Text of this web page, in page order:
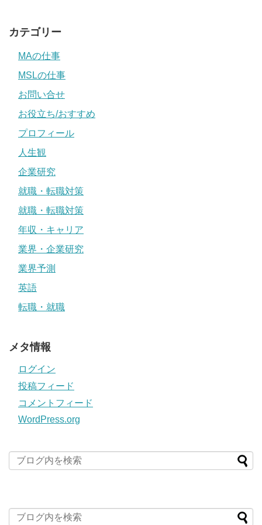
カテゴリー
MAの仕事
MSLの仕事
お問い合せ
お役立ち/おすすめ
プロフィール
人生観
企業研究
就職・転職対策
就職・転職対策
年収・キャリア
業界・企業研究
業界予測
英語
転職・就職
メタ情報
ログイン
投稿フィード
コメントフィード
WordPress.org